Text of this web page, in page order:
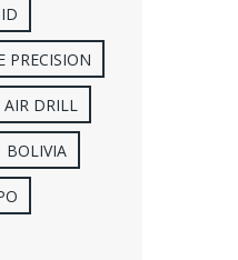
PRECISION
AIR DRILL
BOLIVIA